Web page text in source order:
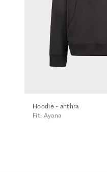
Hoodie - anthra
Fit: Ayana